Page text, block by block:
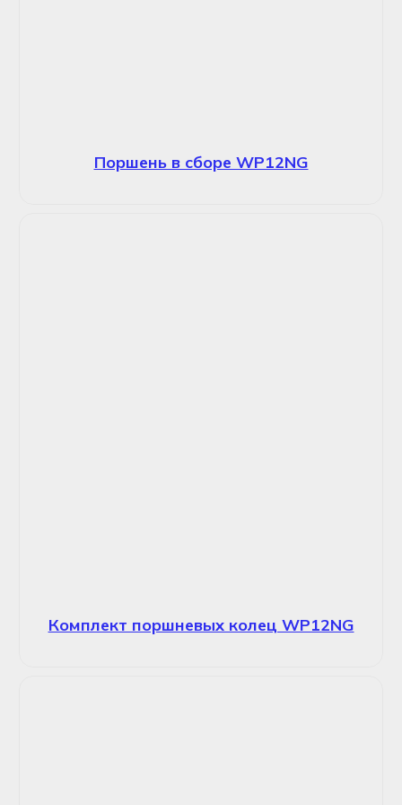
Поршень в сборе WP12NG
Комплект поршневых колец WP12NG